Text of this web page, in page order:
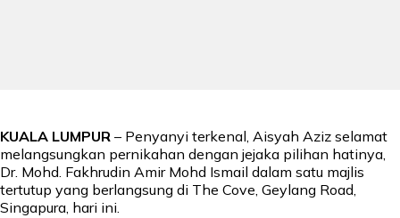
KUALA LUMPUR – Penyanyi terkenal, Aisyah Aziz selamat
melangsungkan pernikahan dengan jejaka pilihan hatinya,
Dr. Mohd. Fakhrudin Amir Mohd Ismail dalam satu majlis
tertutup yang berlangsung di The Cove, Geylang Road,
Singapura, hari ini.